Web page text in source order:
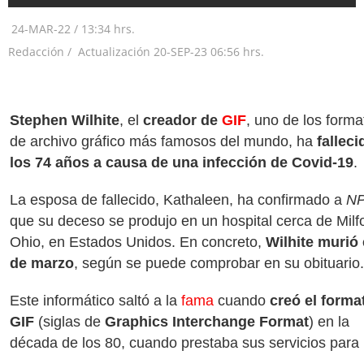
24-MAR-22 / 13:34 hrs.
Redacción / Actualización 20-SEP-23 06:56 hrs.
Stephen Wilhite, el creador de GIF, uno de los
de archivo gráfico más famosos del mundo, ha
los 74 años a causa de una infección de Covid-19.
La esposa de fallecido, Kathaleen, ha confirmado a
que su deceso se produjo en un hospital cerca de
Ohio, en Estados Unidos. En concreto, Wilhite murió
de marzo, según se puede comprobar en su obituario.
Este informático saltó a la fama cuando creó el
GIF (siglas de Graphics Interchange Format) en la
década de los 80, cuando prestaba sus servicios para